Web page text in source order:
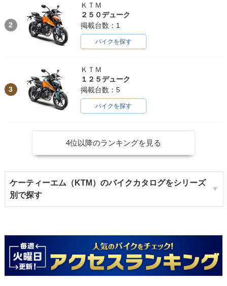
2
ＫＴＭ
２５０デューク
掲載台数：1
バイクを探す
3
ＫＴＭ
１２５デューク
掲載台数：5
バイクを探す
4位以降のランキングを見る
ケーティーエム（KTM）のバイクカタログをシリーズ
別で探す